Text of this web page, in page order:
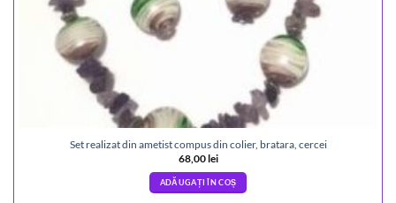
Set realizat din ametist compus din colier, bratara, cercei
68,00lei
ADĂUGAȚI ÎN COȘ